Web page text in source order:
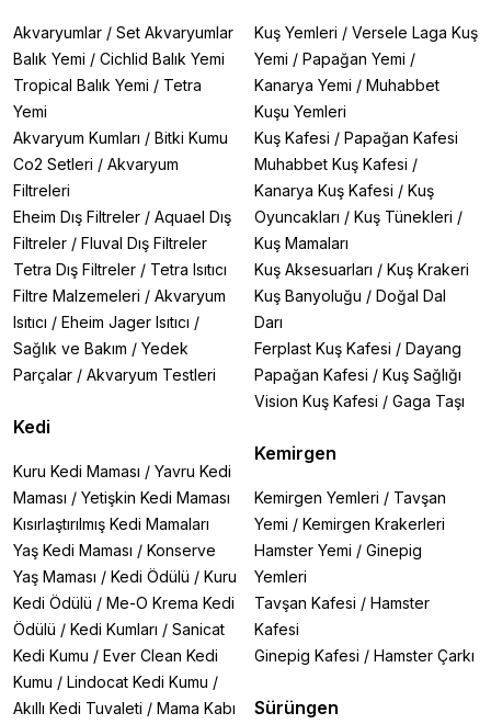
Akvaryumlar / Set Akvaryumlar
Balık Yemi / Cichlid Balık Yemi
Tropical Balık Yemi / Tetra
Yemi
Akvaryum Kumları / Bitki Kumu
Co2 Setleri / Akvaryum
Filtreleri
Eheim Dış Filtreler / Aquael Dış
Filtreler / Fluval Dış Filtreler
Tetra Dış Filtreler / Tetra Isıtıcı
Filtre Malzemeleri / Akvaryum
Isıtıcı / Eheim Jager Isıtıcı /
Sağlık ve Bakım / Yedek
Parçalar / Akvaryum Testleri
Kedi
Kuru Kedi Maması / Yavru Kedi
Maması / Yetişkin Kedi Maması
Kısırlaştırılmış Kedi Mamaları
Yaş Kedi Maması / Konserve
Yaş Maması / Kedi Ödülü / Kuru
Kedi Ödülü / Me-O Krema Kedi
Ödülü / Kedi Kumları / Sanicat
Kedi Kumu / Ever Clean Kedi
Kumu / Lindocat Kedi Kumu /
Akıllı Kedi Tuvaleti / Mama Kabı
Kuş Yemleri / Versele Laga Kuş
Yemi / Papağan Yemi /
Kanarya Yemi / Muhabbet
Kuşu Yemleri
Kuş Kafesi / Papağan Kafesi
Muhabbet Kuş Kafesi /
Kanarya Kuş Kafesi / Kuş
Oyuncakları / Kuş Tünekleri /
Kuş Mamaları
Kuş Aksesuarları / Kuş Krakeri
Kuş Banyoluğu / Doğal Dal
Darı
Ferplast Kuş Kafesi / Dayang
Papağan Kafesi / Kuş Sağlığı
Vision Kuş Kafesi / Gaga Taşı
Kemirgen
Kemirgen Yemleri / Tavşan
Yemi / Kemirgen Krakerleri
Hamster Yemi / Ginepig
Yemleri
Tavşan Kafesi / Hamster
Kafesi
Ginepig Kafesi / Hamster Çarkı
Sürüngen